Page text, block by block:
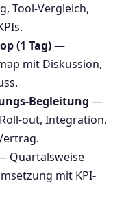
Tool-Vergleich,
(1 Tag)—
mit Diskussion,
Begleitung —
out, Integration,
Quartalsweise
mit KPI-